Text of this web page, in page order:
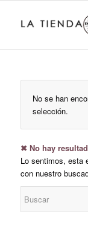
No se han
selección.
✖ No hay
Lo sentimos, esta
con nuestro